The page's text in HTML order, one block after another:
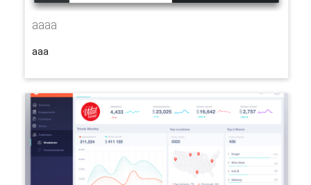
aaaa
aaa